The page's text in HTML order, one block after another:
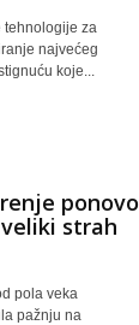
tehnologije za
najvećeg
koje...
ponovo
strah
pola veka
pažnju na